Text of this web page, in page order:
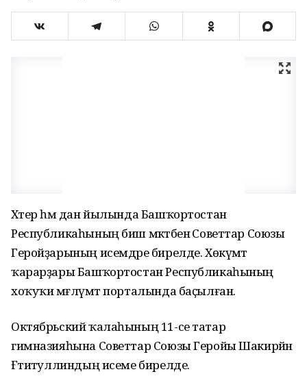
Хәтер һәм дан йылында Башҡортостан
Республикаһының биш мәктәбенә Советтар Союзы
Геройҙарының исемдәре бирелде. Хөкүмәт
ҡарарҙары Башҡортостан Республикаһының
хоҡуҡи мәғлүмәт порталында баҫылған.
Октябрьский ҡалаһының 11-се татар
гимназияһына Советтар Союзы Геройы Шакирйән
Ғәтиәтуллиндың исеме бирелде.